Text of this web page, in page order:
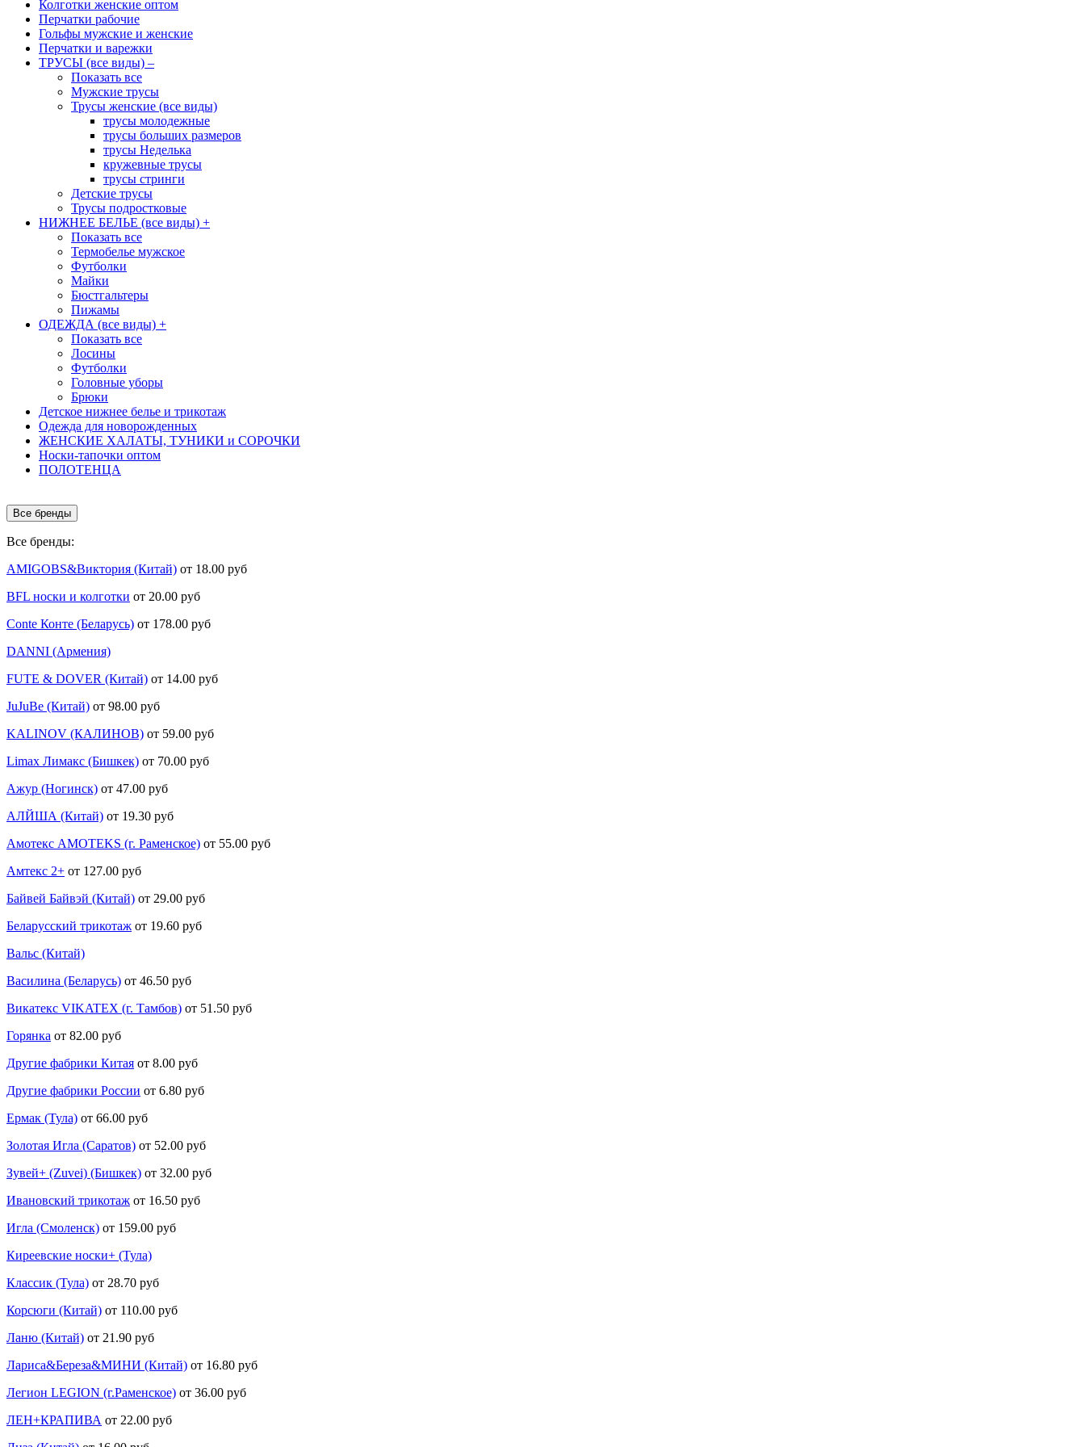
Колготки женские оптом
Перчатки рабочие
Гольфы мужские и женские
Перчатки и варежки
ТРУСЫ (все виды) –
Показать все
Мужские трусы
Трусы женские (все виды)
трусы молодежные
трусы больших размеров
трусы Неделька
кружевные трусы
трусы стринги
Детские трусы
Трусы подростковые
НИЖНЕЕ БЕЛЬЕ (все виды) +
Показать все
Термобелье мужское
Футболки
Майки
Бюстгальтеры
Пижамы
ОДЕЖДА (все виды) +
Показать все
Лосины
Футболки
Головные уборы
Брюки
Детское нижнее белье и трикотаж
Одежда для новорожденных
ЖЕНСКИЕ ХАЛАТЫ, ТУНИКИ и СОРОЧКИ
Носки-тапочки оптом
ПОЛОТЕНЦА
Все бренды
Все бренды:
AMIGOBS&Виктория (Китай) от 18.00 руб
BFL носки и колготки от 20.00 руб
Conte Конте (Беларусь) от 178.00 руб
DANNI (Армения)
FUTE & DOVER (Китай) от 14.00 руб
JuJuBe (Китай) от 98.00 руб
KALINOV (КАЛИНОВ) от 59.00 руб
Limax Лимакс (Бишкек) от 70.00 руб
Ажур (Ногинск) от 47.00 руб
АЛЙША (Китай) от 19.30 руб
Амотекс AMOTEKS (г. Раменское) от 55.00 руб
Амтекс 2+ от 127.00 руб
Байвей Байвэй (Китай) от 29.00 руб
Беларусский трикотаж от 19.60 руб
Вальс (Китай)
Василина (Беларусь) от 46.50 руб
Викатекс VIKATEX (г. Тамбов) от 51.50 руб
Горянка от 82.00 руб
Другие фабрики Китая от 8.00 руб
Другие фабрики России от 6.80 руб
Ермак (Тула) от 66.00 руб
Золотая Игла (Саратов) от 52.00 руб
Зувей+ (Zuvei) (Бишкек) от 32.00 руб
Ивановский трикотаж от 16.50 руб
Игла (Смоленск) от 159.00 руб
Киреевские носки+ (Тула)
Классик (Тула) от 28.70 руб
Корсюги (Китай) от 110.00 руб
Ланю (Китай) от 21.90 руб
Лариса&Береза&МИНИ (Китай) от 16.80 руб
Легион LEGION (г.Раменское) от 36.00 руб
ЛЕН+КРАПИВА от 22.00 руб